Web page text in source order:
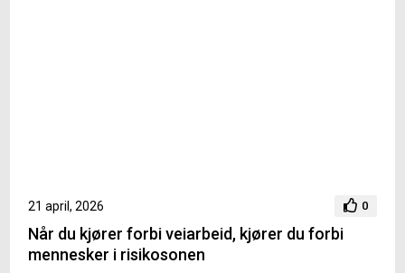
21 april, 2026 0
Når du kjører forbi veiarbeid, kjører du forbi
mennesker i risikosonen